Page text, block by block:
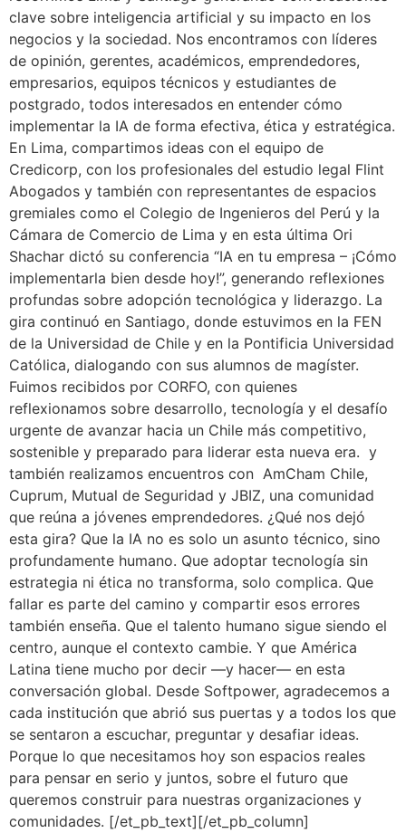
clave sobre inteligencia artificial y su impacto en los
negocios y la sociedad. Nos encontramos con líderes
de opinión, gerentes, académicos, emprendedores,
empresarios, equipos técnicos y estudiantes de
postgrado, todos interesados en entender cómo
implementar la IA de forma efectiva, ética y estratégica.
En Lima, compartimos ideas con el equipo de
Credicorp, con los profesionales del estudio legal Flint
Abogados y también con representantes de espacios
gremiales como el Colegio de Ingenieros del Perú y la
Cámara de Comercio de Lima y en esta última Ori
Shachar dictó su conferencia “IA en tu empresa – ¡Cómo
implementarla bien desde hoy!”, generando reflexiones
profundas sobre adopción tecnológica y liderazgo. La
gira continuó en Santiago, donde estuvimos en la FEN
de la Universidad de Chile y en la Pontificia Universidad
Católica, dialogando con sus alumnos de magíster.
Fuimos recibidos por CORFO, con quienes
reflexionamos sobre desarrollo, tecnología y el desafío
urgente de avanzar hacia un Chile más competitivo,
sostenible y preparado para liderar esta nueva era. y
también realizamos encuentros con AmCham Chile,
Cuprum, Mutual de Seguridad y JBIZ, una comunidad
que reúna a jóvenes emprendedores. ¿Qué nos dejó
esta gira? Que la IA no es solo un asunto técnico, sino
profundamente humano. Que adoptar tecnología sin
estrategia ni ética no transforma, solo complica. Que
fallar es parte del camino y compartir esos errores
también enseña. Que el talento humano sigue siendo el
centro, aunque el contexto cambie. Y que América
Latina tiene mucho por decir —y hacer— en esta
conversación global. Desde Softpower, agradecemos a
cada institución que abrió sus puertas y a todos los que
se sentaron a escuchar, preguntar y desafiar ideas.
Porque lo que necesitamos hoy son espacios reales
para pensar en serio y juntos, sobre el futuro que
queremos construir para nuestras organizaciones y
comunidades. [/et_pb_text][/et_pb_column]